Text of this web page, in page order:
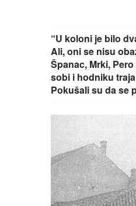
“U koloni je bilo
Ali, oni se nisu
Španac, Mrki,
sobi i hodniku
Pokušali su da se